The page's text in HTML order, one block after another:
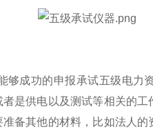
成功的申报承试五级电力
是供电以及测试等相关的
备其他的材料，比如法人